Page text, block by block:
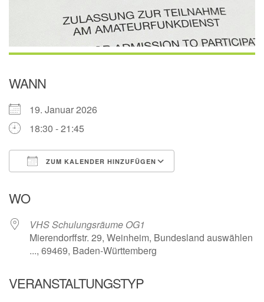
WANN
19. Januar 2026
18:30 - 21:45
ZUM KALENDER HINZUFÜGEN
WO
VHS Schulungsräume OG1
Mierendorffstr. 29, Weinheim, Bundesland auswählen
..., 69469, Baden-Württemberg
VERANSTALTUNGSTYP